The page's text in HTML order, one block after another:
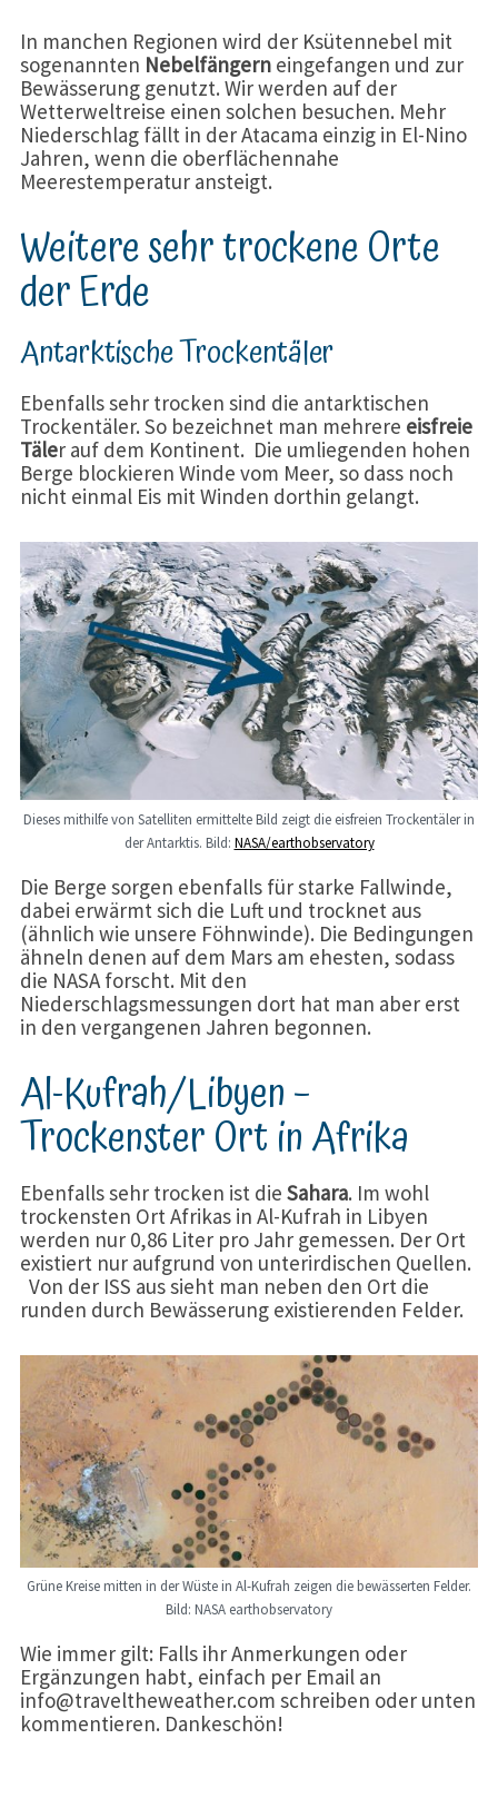
In manchen Regionen wird der Ksütennebel mit
sogenannten Nebelfängern eingefangen und zur
Bewässerung genutzt. Wir werden auf der
Wetterweltreise einen solchen besuchen. Mehr
Niederschlag fällt in der Atacama einzig in El-Nino
Jahren, wenn die oberflächennahe
Meerestemperatur ansteigt.
Weitere sehr trockene Orte
der Erde
Antarktische Trockentäler
Ebenfalls sehr trocken sind die antarktischen
Trockentäler. So bezeichnet man mehrere eisfreie
Täler auf dem Kontinent. Die umliegenden hohen
Berge blockieren Winde vom Meer, so dass noch
nicht einmal Eis mit Winden dorthin gelangt.
Dieses mithilfe von Satelliten ermittelte Bild zeigt die eisfreien Trockentäler in
der Antarktis. Bild: NASA/earthobservatory
Die Berge sorgen ebenfalls für starke Fallwinde,
dabei erwärmt sich die Luft und trocknet aus
(ähnlich wie unsere Föhnwinde). Die Bedingungen
ähneln denen auf dem Mars am ehesten, sodass
die NASA forscht. Mit den
Niederschlagsmessungen dort hat man aber erst
in den vergangenen Jahren begonnen.
Al-Kufrah/Libyen –
Trockenster Ort in Afrika
Ebenfalls sehr trocken ist die Sahara. Im wohl
trockensten Ort Afrikas in Al-Kufrah in Libyen
werden nur 0,86 Liter pro Jahr gemessen. Der Ort
existiert nur aufgrund von unterirdischen Quellen.
Von der ISS aus sieht man neben den Ort die
runden durch Bewässerung existierenden Felder.
Grüne Kreise mitten in der Wüste in Al-Kufrah zeigen die bewässerten Felder.
Bild: NASA earthobservatory
Wie immer gilt: Falls ihr Anmerkungen oder
Ergänzungen habt, einfach per Email an
info@traveltheweather.com schreiben oder unten
kommentieren. Dankeschön!